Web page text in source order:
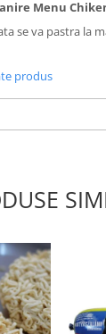
se va pastra la
produs